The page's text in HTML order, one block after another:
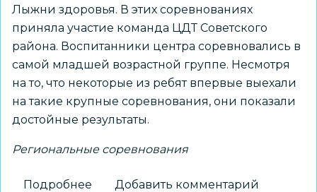
Лыжни здоровья. В этих соревнованиях
приняла участие команда ЦДТ Советского
района. Воспитанники центра соревновались в
самой младшей возрастной группе. Несмотря
на то, что некоторые из ребят впервые выехали
на такие крупные соревнования, они показали
достойные результаты.
Региональные соревнования
Подробнее Добавить комментарий